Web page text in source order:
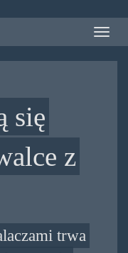
Toggle
się
z
trwa